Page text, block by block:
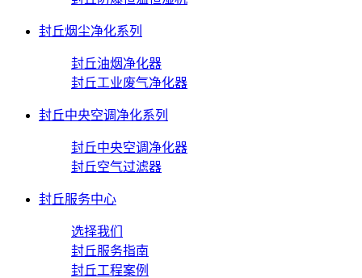
封丘烟尘净化系列
封丘油烟净化器
封丘工业废气净化器
封丘中央空调净化系列
封丘中央空调净化器
封丘空气过滤器
封丘服务中心
选择我们
封丘服务指南
封丘工程案例